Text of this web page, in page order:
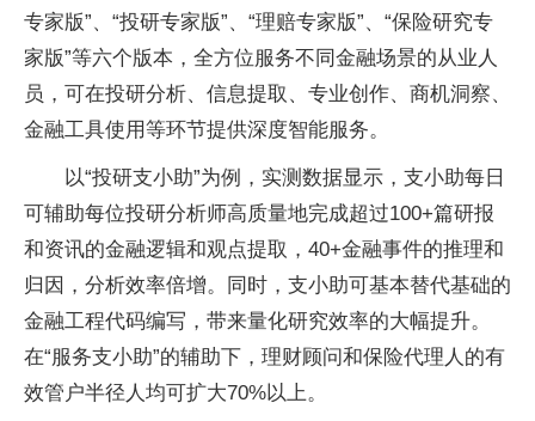
专家版”、“投研专家版”、“理赔专家版”、“保险研究专
家版”等六个版本，全方位服务不同金融场景的从业人
员，可在投研分析、信息提取、专业创作、商机洞察、
金融工具使用等环节提供深度智能服务。
以“投研支小助”为例，实测数据显示，支小助每日
可辅助每位投研分析师高质量地完成超过100+篇研报
和资讯的金融逻辑和观点提取，40+金融事件的推理和
归因，分析效率倍增。同时，支小助可基本替代基础的
金融工程代码编写，带来量化研究效率的大幅提升。
在“服务支小助”的辅助下，理财顾问和保险代理人的有
效管户半径人均可扩大70%以上。